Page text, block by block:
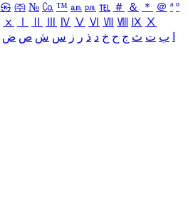
㉿ ㈜ № ㏇ ™ ㏂ ㏘ ℡ ＃ ＆ ＊ ＠ ª º
ⅹ Ⅳ Ⅴ Ⅵ Ⅶ Ⅷ Ⅸ Ⅹ
ب ت ث ج ح خ د ذ ر ز س ش ص ض